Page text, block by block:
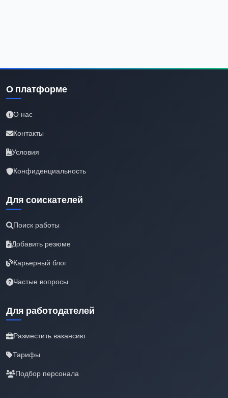
О платформе
О нас
Контакты
Условия
Конфиденциальность
Для соискателей
Поиск работы
Добавить резюме
Карьерный блог
Частые вопросы
Для работодателей
Разместить вакансию
Тарифы
Подбор персонала